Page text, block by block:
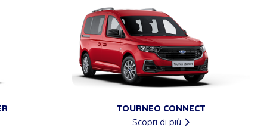
TOURNEO CONNECT
Scopri di più